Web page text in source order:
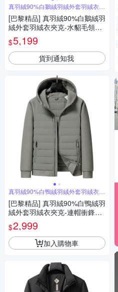
真羽絨90%白鵝絨羽絨外套羽絨衣夾
克
[巴黎精品] 真羽絨90%白鵝絨羽
絨外套羽絨衣夾克-水貂毛領保
暖內膽男外套2色a1is84
$5,199
貨到通知我
真羽絨90%白鴨絨羽絨外套羽絨衣夾
克
[巴黎精品] 真羽絨90%白鴨絨羽
絨外套羽絨衣夾克-連帽衝鋒衣
秋冬保暖男外套3色a1is90
$2,999
加入購物車